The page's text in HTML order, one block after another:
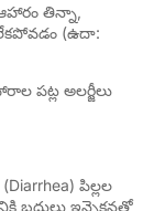
తిన్నా,
(ఉదా:
పట్ల అలర్జీలు
పిల్లల
బదులు ఇన్ఫెక్షన్లతో